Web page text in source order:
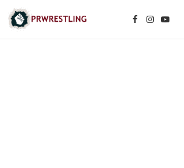
Facebook